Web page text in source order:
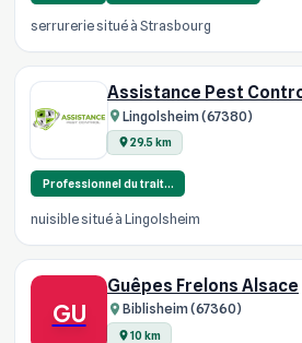
serrurerie situé à Strasbourg
Assistance Pest
Lingolsheim (67380)
29.5 km
Professionnel du trait…
nuisible situé à Lingolsheim
GU
Guêpes Frelons Alsace
Biblisheim (67360)
10 km